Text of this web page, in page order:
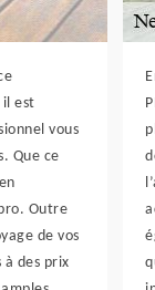
est
vous
Que ce
Outre
de vos
à des prix